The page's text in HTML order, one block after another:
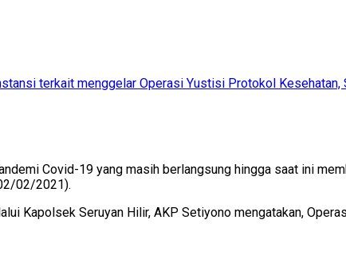
terkait menggelar Operasi Yustisi Protokol
Covid-19 yang masih berlangsung hingga saat ini
02/2021).
Kapolsek Seruyan Hilir, AKP Setiyono mengatakan,